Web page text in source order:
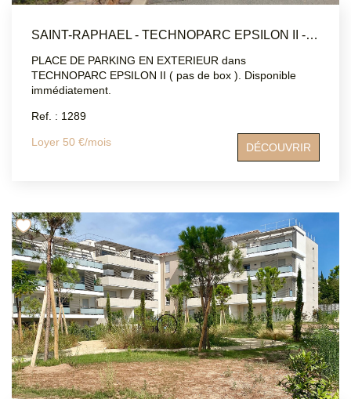
SAINT-RAPHAEL - TECHNOPARC EPSILON II - STATIONNEMENT EXTÉRIEUR
PLACE DE PARKING EN EXTERIEUR dans
TECHNOPARC EPSILON II ( pas de box ). Disponible
immédiatement.
Ref. : 1289
Loyer 50 €/mois DÉCOUVRIR